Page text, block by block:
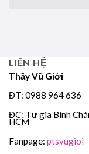
LIÊN HỆ
Thầy Vũ Giới
ĐT: 0988 964 636
ĐC: Tư gia Bình
HCM
Fanpage: ptsvugioi